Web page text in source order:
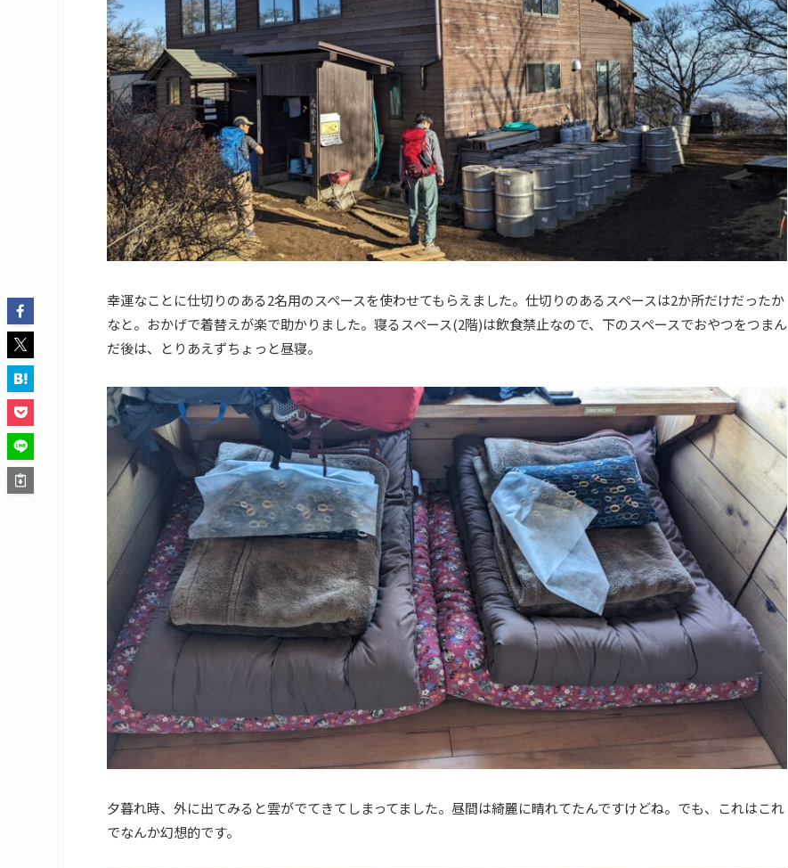
幸運なことに仕切りのある2名用のスペースを使わせてもらえました。仕切りのあるスペースは2か所だけだったか
なと。おかげで着替えが楽で助かりました。寝るスペース(2階)は飲食禁止なので、下のスペースでおやつをつまん
だ後は、とりあえずちょっと昼寝。
夕暮れ時、外に出てみると雲がでてきてしまってました。昼間は綺麗に晴れてたんですけどね。でも、これはこれ
でなんか幻想的です。